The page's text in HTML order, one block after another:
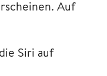
Auf
Siri auf